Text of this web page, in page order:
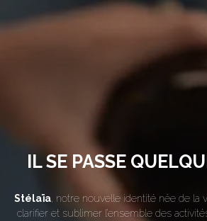
IL SE PASSE
Stélaïa, notre nouvelle identité née de la
clarifier et sublimer l’ensemble des